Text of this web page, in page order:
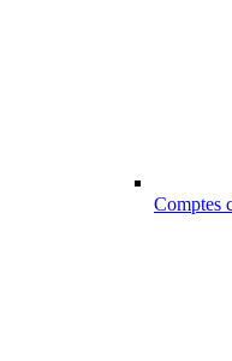
Comptes